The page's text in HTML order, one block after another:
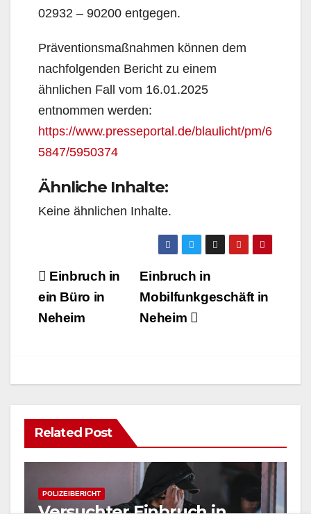
02932 – 90200 entgegen.
Präventionsmaßnahmen können dem
nachfolgenden Bericht zu einem
ähnlichen Fall vom 16.01.2025
entnommen werden:
https://www.presseportal.de/blaulicht/pm/6
5847/5950374
Ähnliche Inhalte:
Keine ähnlichen Inhalte.
Beitragsnavigation
Einbruch in
Mobilfunkgeschäft in
Neheim
Einbruch in
ein Büro in
Neheim
Related Post
POLIZEIBERICHT